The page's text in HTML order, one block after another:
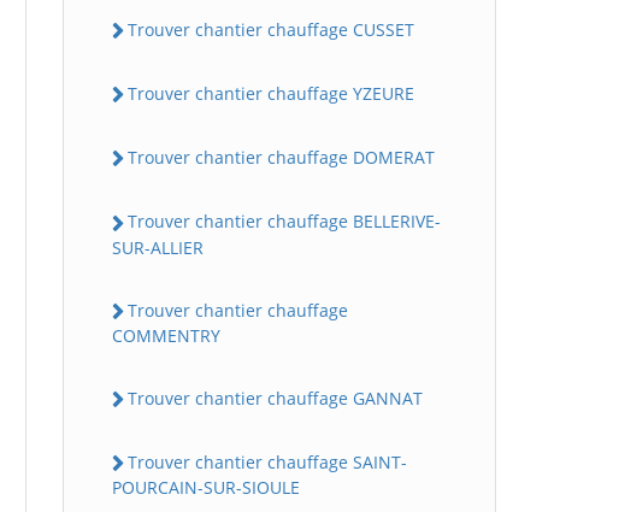
Trouver chantier chauffage CUSSET
Trouver chantier chauffage YZEURE
Trouver chantier chauffage DOMERAT
Trouver chantier chauffage BELLERIVE-
SUR-ALLIER
Trouver chantier chauffage
COMMENTRY
Trouver chantier chauffage GANNAT
Trouver chantier chauffage SAINT-
POURCAIN-SUR-SIOULE